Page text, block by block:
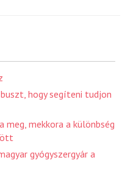
hogy segíteni tudjon
mekkora a különbség
gyógyszergyár a